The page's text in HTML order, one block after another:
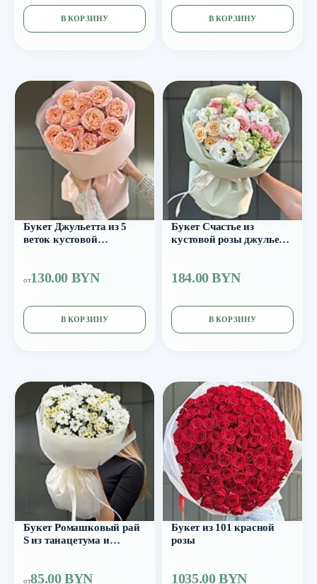
В КОРЗИНУ В КОРЗИНУ
Букет Джульетта из 5
веток кустовой
от130.00 BYN
В КОРЗИНУ
Букет Счастье из
кустовой розы джульета,
184.00 BYN
В КОРЗИНУ
Букет Ромашковый рай
S из танацетума и
от85.00 BYN
Букет из 101 красной
розы
1035.00 BYN